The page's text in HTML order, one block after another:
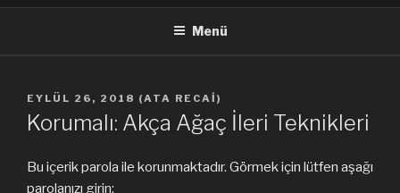
Menü
YAYIM
TARIHI
EYLÜL 26, 2018 (ATA RECAI )
Korumalı: Akça Ağaç İleri Teknikleri
Bu içerik parola ile korunmaktadır. Görmek için lütfen aşağı
parolanızı girin: